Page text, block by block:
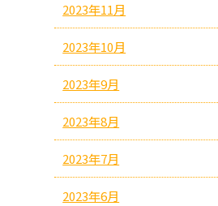
2023年11月
2023年10月
2023年9月
2023年8月
2023年7月
2023年6月